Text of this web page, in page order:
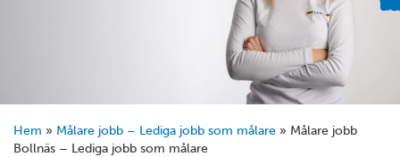
Hem » Målare jobb – Lediga jobb som målare » Målare jobb
Bollnäs – Lediga jobb som målare